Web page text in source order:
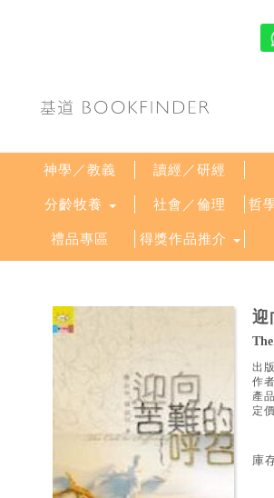
神學／教義 讀經／研經
分齡牧養 社會／倫理 哲
禮品專區 得獎作品推介
迎
出
作者
產
定
庫